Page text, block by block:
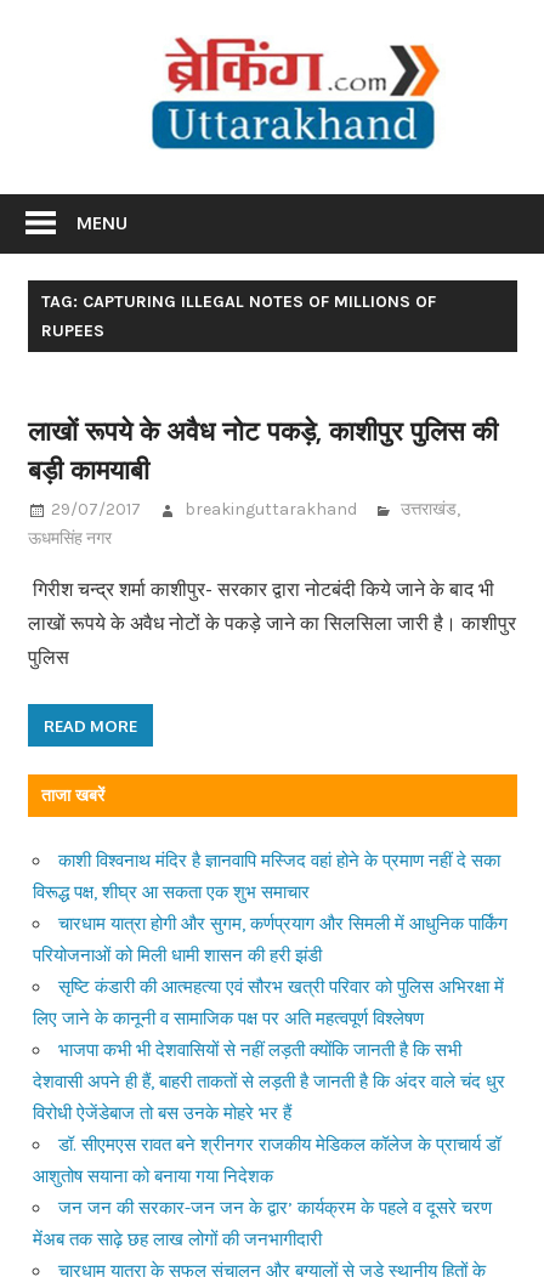
MENU
TAG: CAPTURING ILLEGAL NOTES OF MILLIONS OF
RUPEES
लाखों रूपये के अवैध नोट पकड़े, काशीपुर पुलिस की
बड़ी कामयाबी
29/07/2017 breakinguttarakhand उत्तराखंड,
ऊधमसिंह नगर
गिरीश चन्द्र शर्मा काशीपुर- सरकार द्वारा नोटबंदी किये जाने के बाद भी
लाखों रूपये के अवैध नोटों के पकड़े जाने का सिलसिला जारी है। काशीपुर
पुलिस
READ MORE
ताजा खबरें
काशी विश्वनाथ मंदिर है ज्ञानवापि मस्जिद वहां होने के प्रमाण नहीं दे सका
विरूद्ध पक्ष, शीघ्र आ सकता एक शुभ समाचार
चारधाम यात्रा होगी और सुगम, कर्णप्रयाग और सिमली में आधुनिक पार्किंग
परियोजनाओं को मिली धामी शासन की हरी झंडी
सृष्टि कंडारी की आत्महत्या एवं सौरभ खत्री परिवार को पुलिस अभिरक्षा में
लिए जाने के कानूनी व सामाजिक पक्ष पर अति महत्वपूर्ण विश्लेषण
भाजपा कभी भी देशवासियों से नहीं लड़ती क्योंकि जानती है कि सभी
देशवासी अपने ही हैं, बाहरी ताकतों से लड़ती है जानती है कि अंदर वाले चंद धुर
विरोधी ऐजेंडेबाज तो बस उनके मोहरे भर हैं
डॉ. सीएमएस रावत बने श्रीनगर राजकीय मेडिकल कॉलेज के प्राचार्य डॉ
आशुतोष सयाना को बनाया गया निदेशक
जन जन की सरकार-जन जन के द्वार’ कार्यक्रम के पहले व दूसरे चरण
मेंअब तक साढ़े छह लाख लोगों की जनभागीदारी
चारधाम यात्रा के सफल संचालन और बुग्यालों से जुड़े स्थानीय हितों के